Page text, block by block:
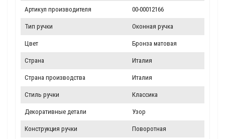
Артикул производителя 00-00012166
Тип ручки Оконная ручка
Цвет Бронза матовая
Страна Италия
Страна производства Италия
Стиль ручки Классика
Декоративные детали Узор
Конструкция ручки Поворотная